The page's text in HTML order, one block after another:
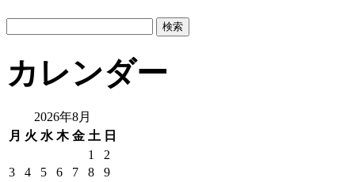
カレンダー
2026年8月
月 火 水 木 金 土 日
1
2
3
4 5 6 7 8
9